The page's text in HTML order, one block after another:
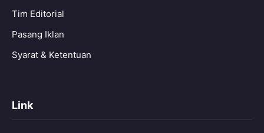
Tim Editorial
Pasang Iklan
Syarat & Ketentuan
Link